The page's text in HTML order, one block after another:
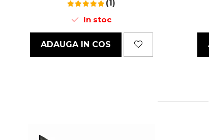
(1)
In stoc
ADAUGA IN COS